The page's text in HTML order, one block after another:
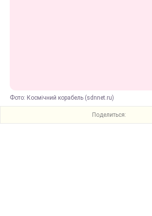
Фото: Космічний корабель (sdnnet.ru)
Поделиться: